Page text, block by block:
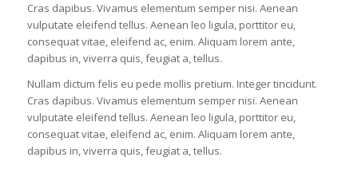
Cras dapibus. Vivamus elementum semper nisi. Aenean
vulputate eleifend tellus. Aenean leo ligula, porttitor eu,
consequat vitae, eleifend ac, enim. Aliquam lorem ante,
dapibus in, viverra quis, feugiat a, tellus.
Nullam dictum felis eu pede mollis pretium. Integer tincidunt.
Cras dapibus. Vivamus elementum semper nisi. Aenean
vulputate eleifend tellus. Aenean leo ligula, porttitor eu,
consequat vitae, eleifend ac, enim. Aliquam lorem ante,
dapibus in, viverra quis, feugiat a, tellus.